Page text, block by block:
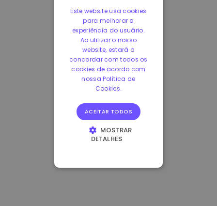
Este website usa cookies
para melhorar a
experiência do usuário.
Ao utilizar o nosso
website, estará a
concordar com todos os
cookies de acordo com
nossa Política de
Cookies.
ACEITAR TODOS
MOSTRAR
DETALHES